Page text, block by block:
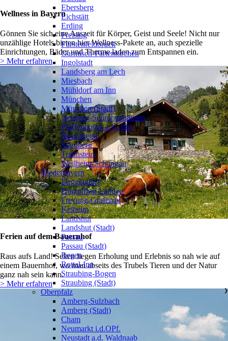
Wellness in Bayern
Gönnen Sie sich eine Auszeit für Körper, Geist und Seele! Nicht nur
unzählige Hotels bieten hier Wellness-Pakete an, auch spezielle
Einrichtungen, Bäder und Therme laden zum Entspannen ein.
> Mehr erfahren
Ferien auf dem Bauernhof
Raus aufs Land! Selten liegen Erholung und Erlebnis so nah wie auf
einem Bauernhof, wo man abseits des Trubels Tieren und der Natur
ganz nah sein kann.
> Mehr erfahren
Ebersberg
Eichstätt
Erding
Freising
Fürstenfeldbruck
Garmisch-Partenkirchen
Ingolstadt
Landsberg am Lech
Miesbach
Mühldorf am Inn
München
München (Stadt)
Neuburg-Schrobenhausen
Pfaffenhofen a. d. Ilm
Rosenheim
Starnberg
Traunstein
Weilheim-Schongau
Niederbayern
❯
Deggendorf
Dingolfing-Landau
Freyung-Grafenau
Kelheim
Landshut
Landshut (Stadt)
Passau
Passau (Stadt)
Regen
Rottal-Inn
Straubing-Bogen
Straubing (Stadt)
Oberpfalz
❯
Amberg-Sulzbach
Amberg (Stadt)
Cham
Neumarkt i.d.OPf.
Neustadt a.d. Waldnaab